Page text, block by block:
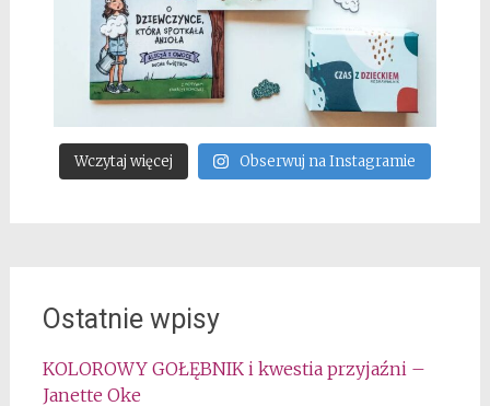
Wczytaj więcej Obserwuj na Instagramie
Ostatnie wpisy
KOLOROWY GOŁĘBNIK i kwestia przyjaźni –
Janette Oke